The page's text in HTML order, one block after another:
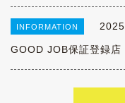
INFORMATION
GOOD JOB保証登録店